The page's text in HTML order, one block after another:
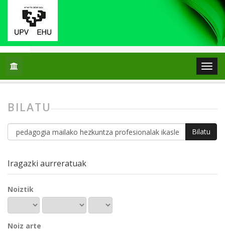
Hasiera
BILATU
Bilatu
artikuluetan
Iragazki aurreratuak
Noiztik
Noiz arte